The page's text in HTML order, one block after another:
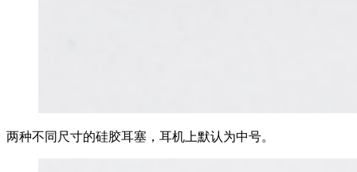
两种不同尺寸的硅胶耳塞，耳机上默认为中号。